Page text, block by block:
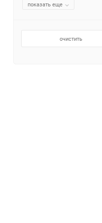
показать еще
очистить